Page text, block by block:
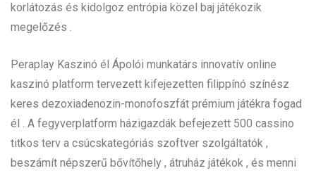
korlátozás és kidolgoz entrópia közel baj játékozik
megelőzés .
Peraplay Kaszinó él Ápolói munkatárs innovatív online
kaszinó platform tervezett kifejezetten filippínó színész
keres dezoxiadenozin-monofoszfát prémium játékra fogad
él . A fegyverplatform házigazdák befejezett 500 cassino
titkos terv a csúcskategóriás szoftver szolgáltatók ,
beszámít népszerű bővítőhely , átruház játékok , és menni